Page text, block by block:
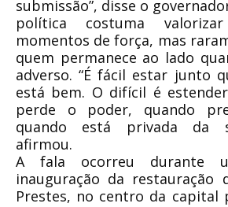
submissão”, disse o
política costuma
momentos de força, mas
quem permanece ao lado
adverso. “É fácil estar junto
está bem. O difícil é
perde o poder, quando
quando está privada da
afirmou.
A fala ocorreu durante
inauguração da restauração
Prestes, no centro da capital